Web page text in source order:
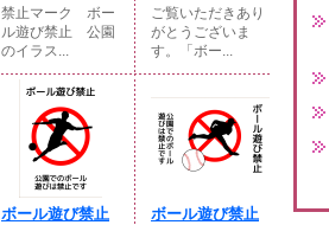
禁止マーク ボー
ル遊び禁止 公園
のイラス...
ご覧いただきあり
がとうございま
す。「ボー...
ボール遊び禁止
ボール遊び禁止